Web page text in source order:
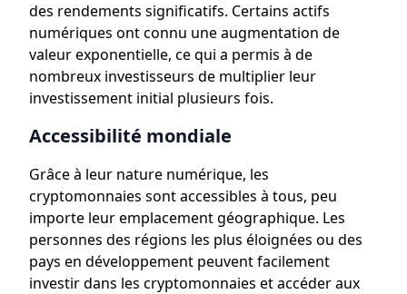
des rendements significatifs. Certains actifs
numériques ont connu une augmentation de
valeur exponentielle, ce qui a permis à de
nombreux investisseurs de multiplier leur
investissement initial plusieurs fois.
Accessibilité mondiale
Grâce à leur nature numérique, les
cryptomonnaies sont accessibles à tous, peu
importe leur emplacement géographique. Les
personnes des régions les plus éloignées ou des
pays en développement peuvent facilement
investir dans les cryptomonnaies et accéder aux